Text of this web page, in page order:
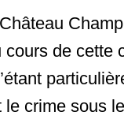
de cette
le crime sous